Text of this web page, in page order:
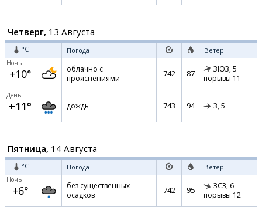
Четверг, 13 Августа
°C Погода Ветер
Ночь
+10°
облачно с
прояснениями
742 87 ЗЮЗ, 5
порывы 11
День
+11° дождь 743 94 З, 5
Пятница, 14 Августа
°C Погода Ветер
Ночь
+6°
без существенных
осадков
742 95 ЗСЗ, 6
порывы 12